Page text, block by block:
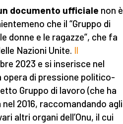
documento ufficiale non è
che il “Gruppo di
donne e le ragazze”, che fa
Nazioni Unite. Il
2023 e si inserisce nel
opera di pressione politico-
Gruppo di lavoro (che ha
2016, raccomandando agli
altri organi dell’Onu, il cui